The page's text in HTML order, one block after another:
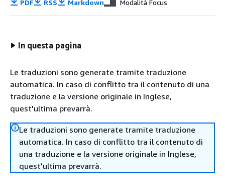
PDF RSS Markdown Modalità Focus
In questa pagina
Le traduzioni sono generate tramite traduzione
automatica. In caso di conflitto tra il contenuto di una
traduzione e la versione originale in Inglese,
quest'ultima prevarrà.
Le traduzioni sono generate tramite traduzione
automatica. In caso di conflitto tra il contenuto di
una traduzione e la versione originale in Inglese,
quest'ultima prevarrà.